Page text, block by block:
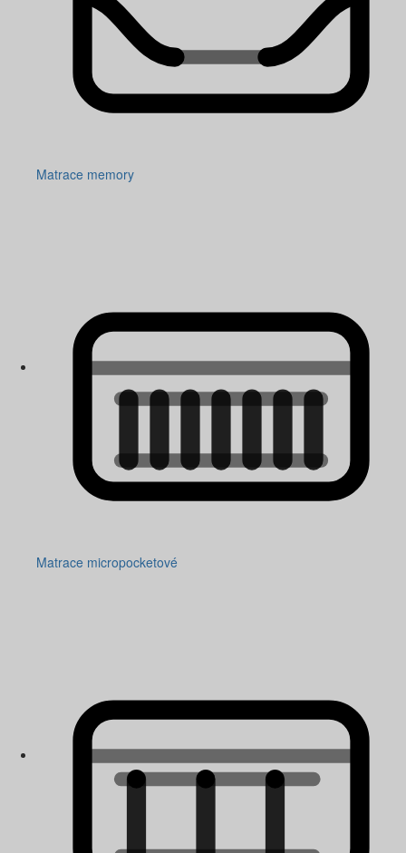
Matrace memory
Matrace micropocketové